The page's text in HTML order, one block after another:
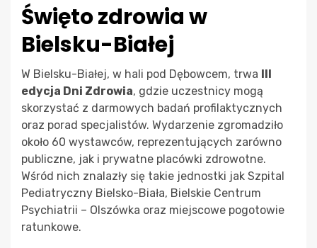
Święto zdrowia w
Bielsku-Białej
W Bielsku-Białej, w hali pod Dębowcem, trwa III
edycja Dni Zdrowia, gdzie uczestnicy mogą
skorzystać z darmowych badań profilaktycznych
oraz porad specjalistów. Wydarzenie zgromadziło
około 60 wystawców, reprezentujących zarówno
publiczne, jak i prywatne placówki zdrowotne.
Wśród nich znalazły się takie jednostki jak Szpital
Pediatryczny Bielsko-Biała, Bielskie Centrum
Psychiatrii – Olszówka oraz miejscowe pogotowie
ratunkowe.